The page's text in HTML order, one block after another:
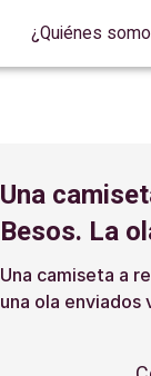
¿Quiénes
Una
Besos. La
Una camiseta a
una ola enviados